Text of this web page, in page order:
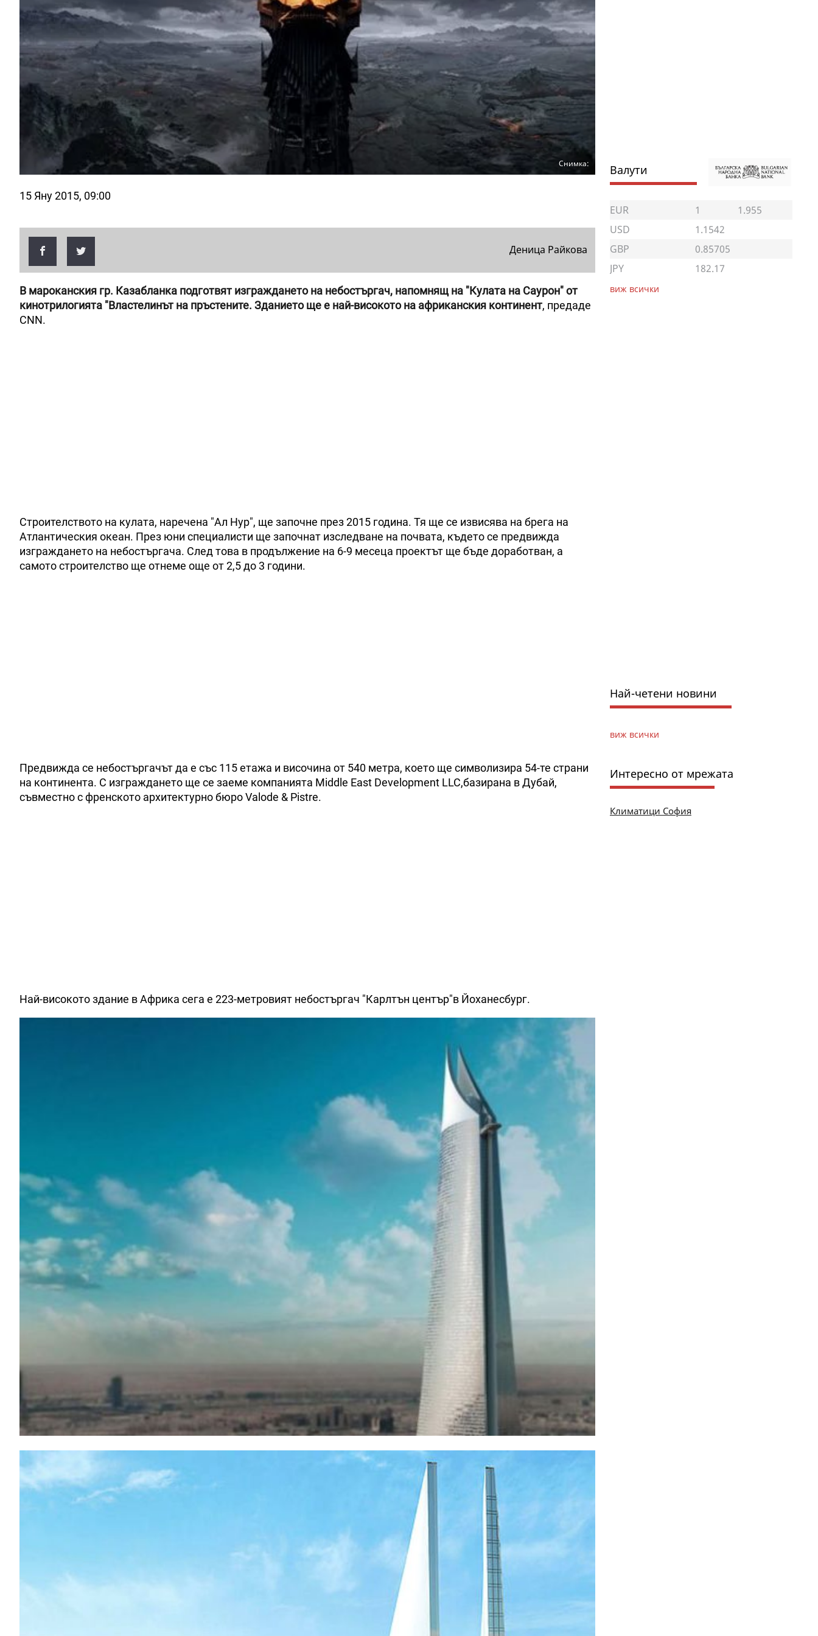
Снимка:
15 Яну 2015, 09:00
Деница Райкова
В мароканския гр. Казабланка подготвят изграждането на небостъргач, напомнящ на "Кулата на Саурон" от
кинотрилогията "Властелинът на пръстените. Зданието ще е най-високото на африканския континент, предаде
CNN.
Строителството на кулата, наречена "Ал Нур", ще започне през 2015 година. Тя ще се извисява на брега на
Атлантическия океан. През юни специалисти ще започнат изследване на почвата, където се предвижда
изграждането на небостъргача. След това в продължение на 6-9 месеца проектът ще бъде доработван, а
самото строителство ще отнеме още от 2,5 до 3 години.
Предвижда се небостъргачът да е със 115 етажа и височина от 540 метра, което ще символизира 54-те страни
на континента. С изграждането ще се заеме компанията Middle East Development LLC,базирана в Дубай,
съвместно с френското архитектурно бюро Valode & Pistre.
Най-високото здание в Африка сега е 223-метровият небостъргач "Карлтън център"в Йоханесбург.
Валути
EUR 1
1.955
USD
1.1542
GBP
0.85705
JPY
182.17
виж всички
Най-четени новини
виж всички
Интересно от мрежата
Климатици София